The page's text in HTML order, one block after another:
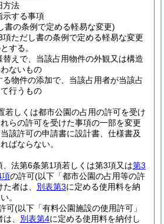
方法
示する事項
書の条例で定める軽易な変更)
項ただし書の条例で定める軽易な変更
する。
替えで、当該占用物件の外観又は構造
ないもの
る物件の添加で、当該占用者が当該占
行うもの
若しくは都市公園の占用の許可を受け
らの許可を受けた事項の一部を変更
該許可の申請書に設計書、仕様書及
ばならない。
、法第6条第1項若しくは第3項又は第3
項の許可(以下「都市公園の占用等の許
者は、 別表第3に定める使用料を納
。
可(以下「有料公園施設の使用許可」
、 別表第4に定める使用料を納付し